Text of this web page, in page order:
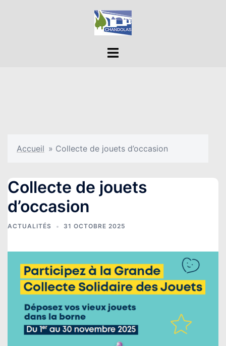
Ouvrir/fermer
Accueil » Collecte de jouets d’occasion
Collecte de jouets
d’occasion
ACTUALITÉS 31 OCTOBRE 2025